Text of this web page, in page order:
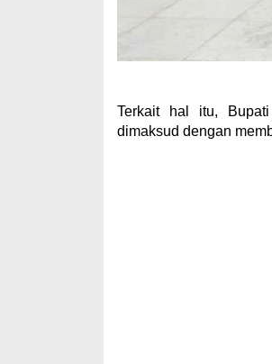
Terkait hal itu, Bupati
dimaksud dengan